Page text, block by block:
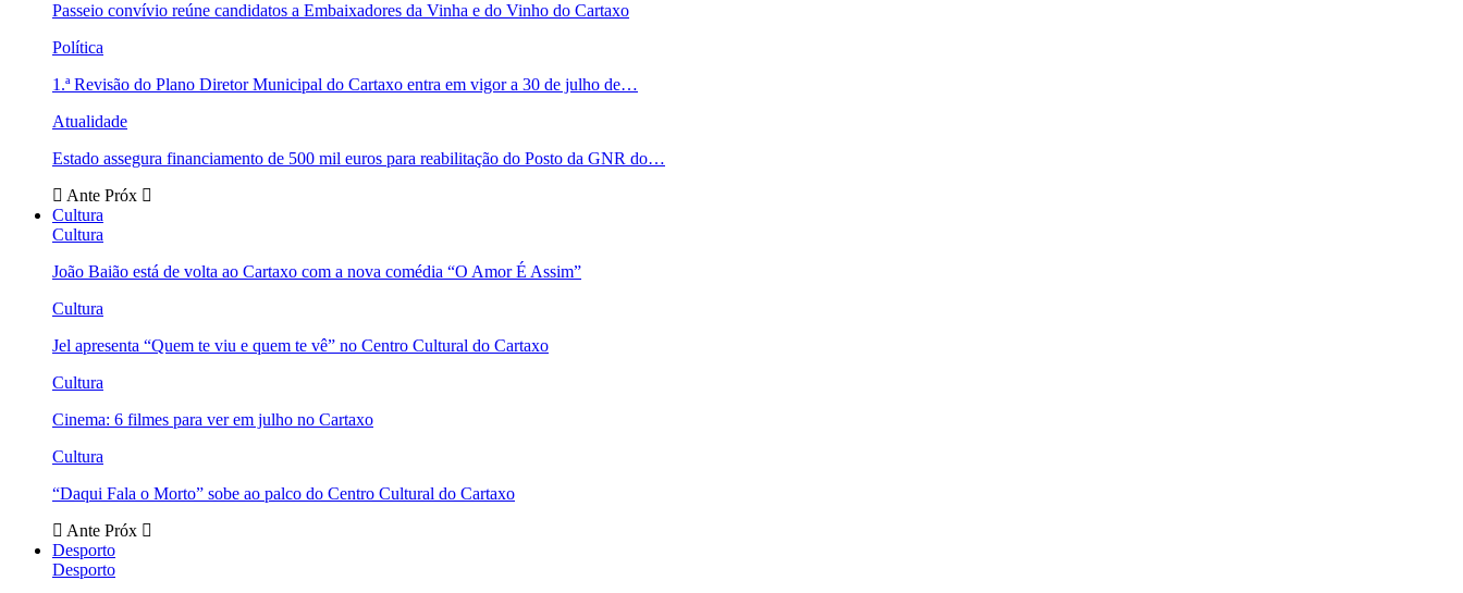
Passeio convívio reúne candidatos a Embaixadores da Vinha e do Vinho do Cartaxo
Política
1.ª Revisão do Plano Diretor Municipal do Cartaxo entra em vigor a 30 de julho de…
Atualidade
Estado assegura financiamento de 500 mil euros para reabilitação do Posto da GNR do…
Ante Próx
Cultura
Cultura
João Baião está de volta ao Cartaxo com a nova comédia “O Amor É Assim”
Cultura
Jel apresenta “Quem te viu e quem te vê” no Centro Cultural do Cartaxo
Cultura
Cinema: 6 filmes para ver em julho no Cartaxo
Cultura
“Daqui Fala o Morto” sobe ao palco do Centro Cultural do Cartaxo
Ante Próx
Desporto
Desporto